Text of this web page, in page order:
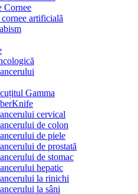
Cornee
artificială
Gamma
cervical
de colon
de piele
de prostată
de stomac
hepatic
la rinichi
la sâni